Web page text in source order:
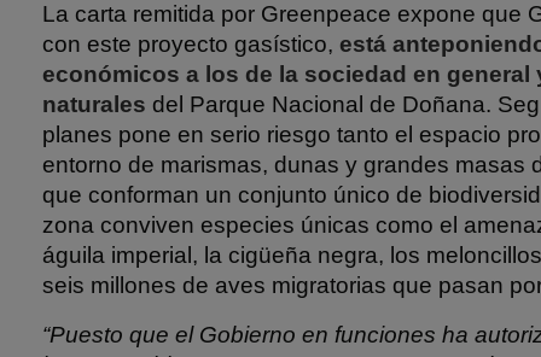
La carta remitida por Greenpeace expone que
con este proyecto gasístico, está
económicos a los de la sociedad en general
naturales del Parque Nacional de Doñana.
planes pone en serio riesgo tanto el espacio
entorno de marismas, dunas y grandes masas
que conforman un conjunto único de
zona conviven especies únicas como el
águila imperial, la cigüeña negra, los
seis millones de aves migratorias que pasan
“Puesto que el Gobierno en funciones ha